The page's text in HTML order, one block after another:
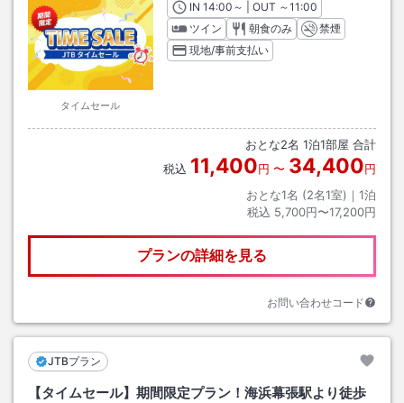
タイムセール
INチェックイン
14:00 ～ | OUT チェックアウト
～11:00
ツイン
朝食のみ
禁煙
現地/事前支払い
おとな2名 1泊1部屋 合計
税込 11,400円 〜 34,400円
おとな1名 (2名1室)｜ 1泊
税込 5,700円〜17,200円
プランの詳細を見る
お問い合わせコード
JTBプラン
【タイムセール】期間限定プラン！海浜幕張駅より徒歩